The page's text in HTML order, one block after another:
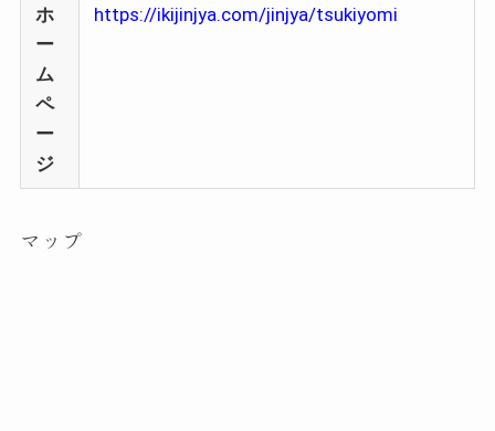
ホ
ー
ム
ペ
ー
ジ
https://ikijinjya.com/jinjya/tsukiyomi
マップ